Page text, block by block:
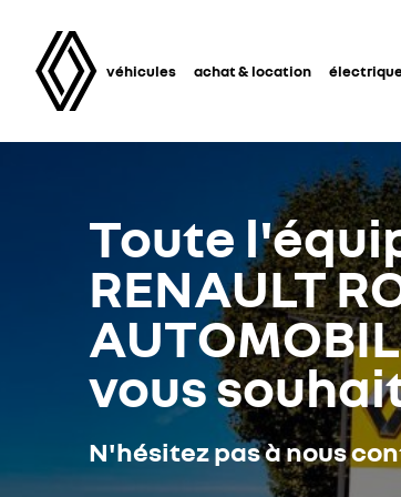
véhicules achat & location
Toute
RENAULT
vous
N'hésitez pas à nous